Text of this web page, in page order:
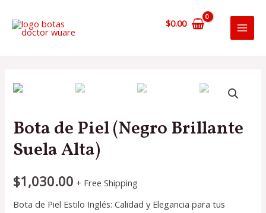
contenido
$0.00
Bota de Piel (Negro Brillante
Suela Alta)
$1,030.00 + Free Shipping
Bota de Piel Estilo Inglés: Calidad y Elegancia para tus